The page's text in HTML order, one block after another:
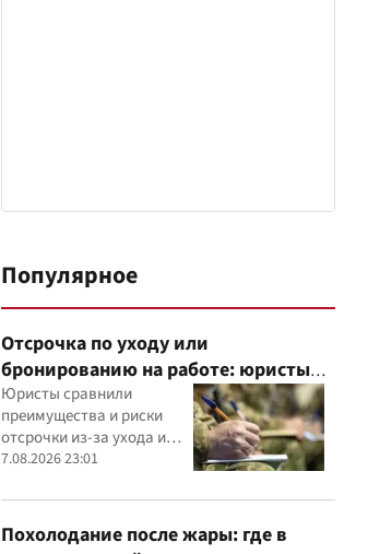
Популярное
Отсрочка по уходу или
бронированию на работе: юристы
объяснили, что надежнее
Юристы сравнили
преимущества и риски
отсрочки из-за ухода и
бронирования работника
предприятием
7.08.2026 23:01
Похолодание после жары: где в